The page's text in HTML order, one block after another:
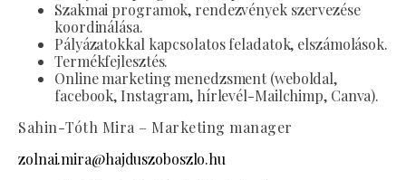
Szakmai programok, rendezvények szervezése
koordinálása.
Pályázatokkal kapcsolatos feladatok, elszámolások.
Termékfejlesztés.
Online marketing menedzsment (weboldal,
facebook, Instagram, hírlevél-Mailchimp, Canva).
Sahin-Tóth Mira – Marketing manager
zolnai.mira@hajduszoboszlo.hu